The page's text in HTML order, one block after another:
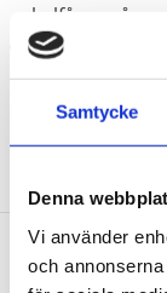
Samtycke
Denna
Vi använder
och
kulfångspår
Krom vanadium